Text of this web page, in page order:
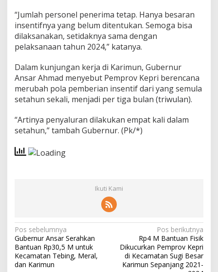
“Jumlah personel penerima tetap. Hanya besaran
insentifnya yang belum ditentukan. Semoga bisa
dilaksanakan, setidaknya sama dengan
pelaksanaan tahun 2024,” katanya.
Dalam kunjungan kerja di Karimun, Gubernur
Ansar Ahmad menyebut Pemprov Kepri berencana
merubah pola pemberian insentif dari yang semula
setahun sekali, menjadi per tiga bulan (triwulan).
“Artinya penyaluran dilakukan empat kali dalam
setahun,” tambah Gubernur. (Pk/*)
Ikuti Kami
N
a
v
Pos sebelumnya
Gubernur Ansar Serahkan
Bantuan Rp30,5 M untuk
Kecamatan Tebing, Meral,
dan Karimun
Pos berikutnya
Rp4 M Bantuan Fisik
Dikucurkan Pemprov Kepri
di Kecamatan Sugi Besar
Karimun Sepanjang 2021-